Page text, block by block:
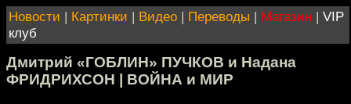
Новости | Картинки | Видео | Переводы | Магазин | VIP
клуб
Дмитрий «ГОБЛИН» ПУЧКОВ и Надана
ФРИДРИХСОН | ВОЙНА и МИР